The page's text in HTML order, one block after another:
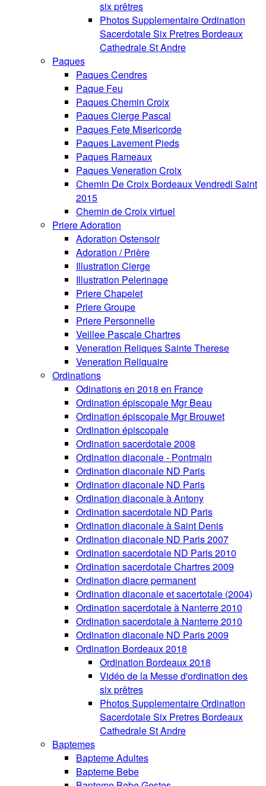
six prêtres
Photos Supplementaire Ordination
Sacerdotale Six Pretres Bordeaux
Cathedrale St Andre
Paques
Paques Cendres
Paque Feu
Paques Chemin Croix
Paques Cierge Pascal
Paques Fete Misericorde
Paques Lavement Pieds
Paques Rameaux
Paques Veneration Croix
Chemin De Croix Bordeaux Vendredi Saint
2015
Chemin de Croix virtuel
Priere Adoration
Adoration Ostensoir
Adoration / Prière
Illustration Cierge
Illustration Pelerinage
Priere Chapelet
Priere Groupe
Priere Personnelle
Veillee Pascale Chartres
Veneration Reliques Sainte Therese
Veneration Reliquaire
Ordinations
Odinations en 2018 en France
Ordination épiscopale Mgr Beau
Ordination épiscopale Mgr Brouwet
Ordination épiscopale
Ordination sacerdotale 2008
Ordination diaconale - Pontmain
Ordination diaconale ND Paris
Ordination diaconale ND Paris
Ordination diaconale à Antony
Ordination sacerdotale ND Paris
Ordination diaconale à Saint Denis
Ordination diaconale ND Paris 2007
Ordination sacerdotale ND Paris 2010
Ordination sacerdotale Chartres 2009
Ordination diacre permanent
Ordination diaconale et sacertotale (2004)
Ordination sacerdotale à Nanterre 2010
Ordination sacerdotale à Nanterre 2010
Ordination diaconale ND Paris 2009
Ordination Bordeaux 2018
Ordination Bordeaux 2018
Vidéo de la Messe d'ordination des
six prêtres
Photos Supplementaire Ordination
Sacerdotale Six Pretres Bordeaux
Cathedrale St Andre
Baptemes
Bapteme Adultes
Bapteme Bebe